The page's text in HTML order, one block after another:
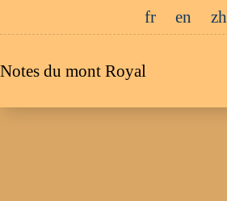
au
fr en zh
Notes du mont Royal